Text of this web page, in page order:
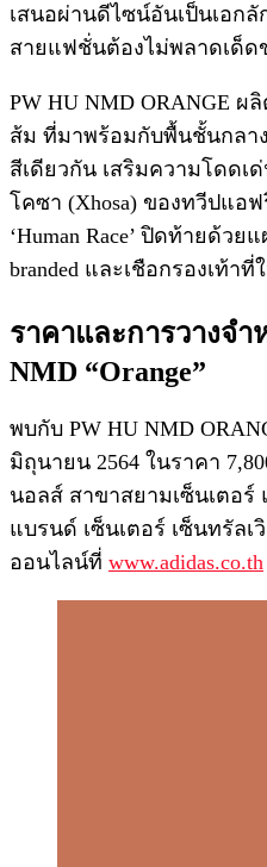
เสนอผ่านดีไซน์อันเป็นเอ
สายแฟชั่นต้องไม่พลาดเด็ด
PW HU NMD ORANGE
ส้ม ที่มาพร้อมกับพื้นชั้นกลา
สีเดียวกัน เสริมความโดด
โคซา (Xhosa) ของทวีปแอ
‘Human Race’ ปิดท้ายด้วย
branded และเชือกรองเท้า
ราคาและการวางจำ
NMD “Orange”
พบกับ PW HU NMD
มิถุนายน 2564 ในราคา
นอลส์ สาขาสยามเซ็นเตอ
แบรนด์ เซ็นเตอร์ เซ็นทรัล
ออนไลน์ที่ www.adidas.co.th